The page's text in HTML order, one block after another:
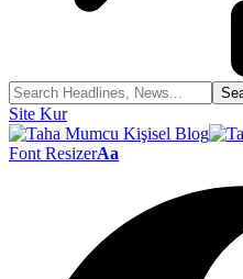
Site Kur
Font ResizerAa